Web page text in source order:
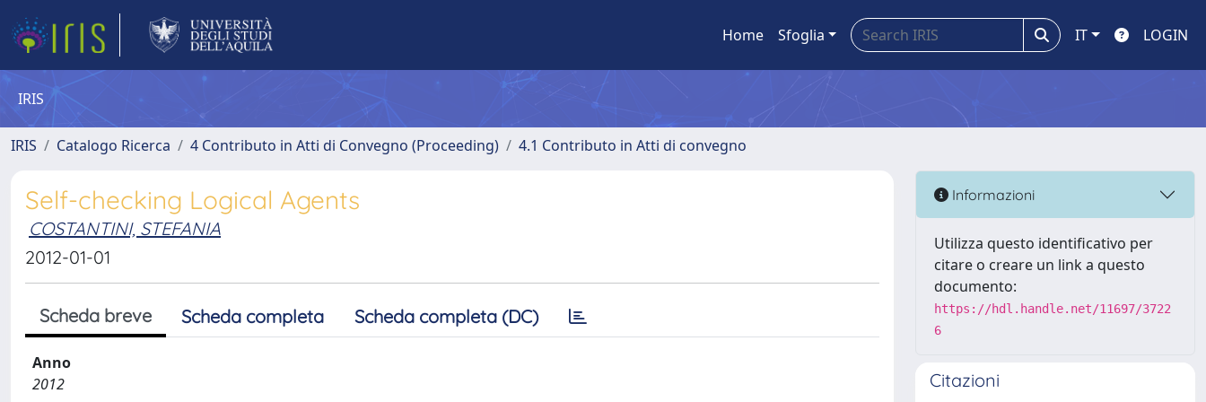
Home Sfoglia IT LOGIN
IRIS
IRIS Catalogo Ricerca 4 Contributo in Atti di Convegno (Proceeding) 4.1 Contributo in Atti di convegno
Self-checking Logical Agents
COSTANTINI, STEFANIA
2012-01-01
Scheda breve Scheda completa Scheda completa (DC)
Anno
2012
Informazioni
Utilizza questo identificativo per
citare o creare un link a questo
documento:
https://hdl.handle.net/11697/3722
6
Citazioni